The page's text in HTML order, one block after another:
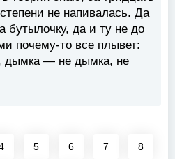
не напивалась. Да
бутылочку, да и ту не до
почему-то все плывет:
дымка — не дымка, не
5 6 7 8